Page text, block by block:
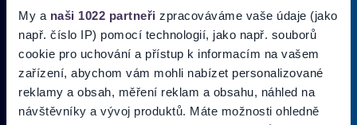
My a naši 1022 partneři zpracováváme vaše údaje (jako
např. číslo IP) pomocí technologií, jako např. souborů
cookie pro uchování a přístup k informacím na vašem
zařízení, abychom vám mohli nabízet personalizované
reklamy a obsah, měření reklam a obsahu, náhled na
návštěvníky a vývoj produktů. Máte možnosti ohledně
Pridajte sa do zoznamu odberateľov a doručte si najnovšie špeciálne
ponuky priamo do doručenej pošty.
Vložte svoj email